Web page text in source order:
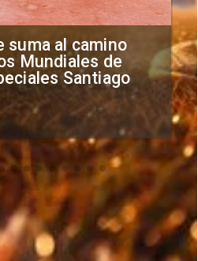
Sifup
por situación